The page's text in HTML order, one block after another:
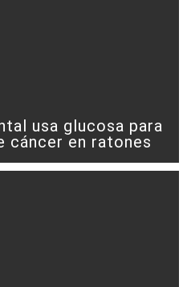
usa glucosa para
cáncer en ratones